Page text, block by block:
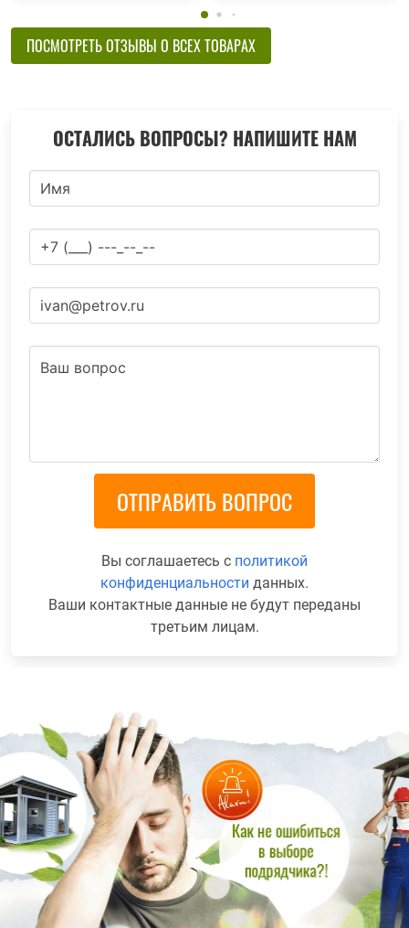
ПОСМОТРЕТЬ ОТЗЫВЫ О ВСЕХ ТОВАРАХ
ОСТАЛИСЬ ВОПРОСЫ? НАПИШИТЕ НАМ
Вы соглашаетесь с политикой
конфиденциальности данных.
Ваши контактные данные не будут переданы
третьим лицам.